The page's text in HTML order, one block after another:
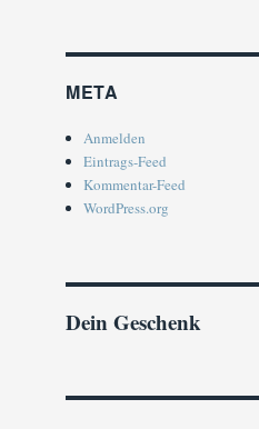
META
Anmelden
Eintrags-Feed
Kommentar-Feed
WordPress.org
Dein Geschenk